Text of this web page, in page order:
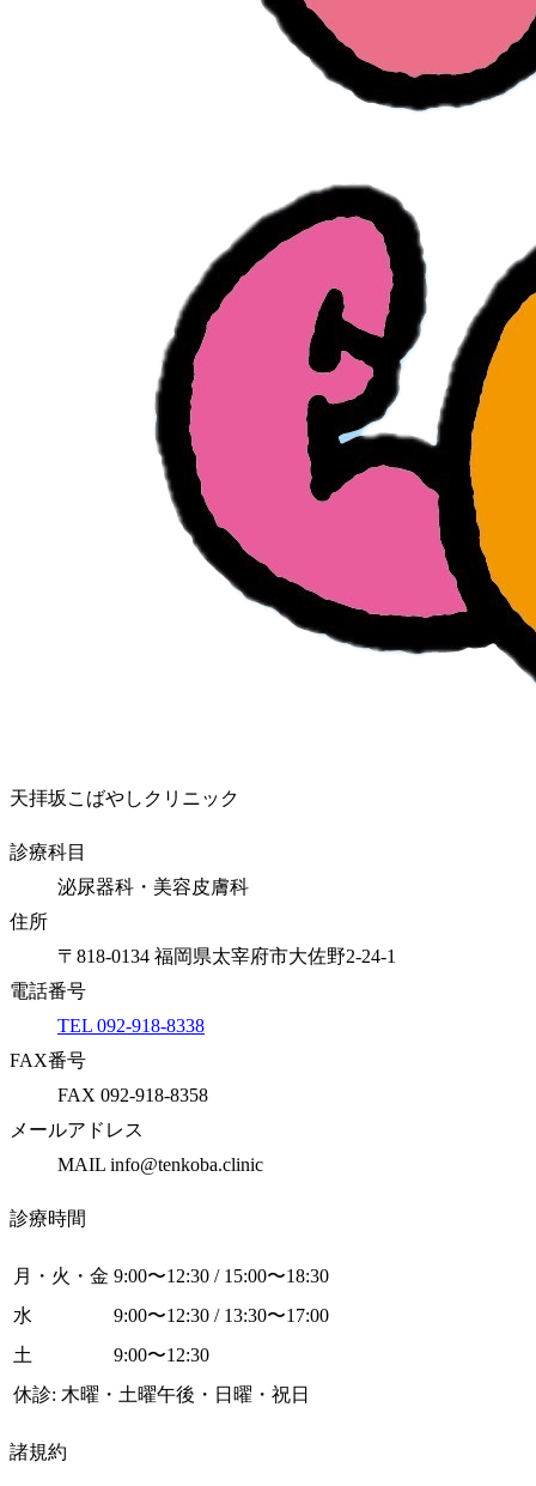
天拝坂こばやしクリニック
診療科目
泌尿器科・美容皮膚科
住所
〒818-0134 福岡県太宰府市大佐野2-24-1
電話番号
TEL 092-918-8338
FAX番号
FAX 092-918-8358
メールアドレス
MAIL info@tenkoba.clinic
診療時間
月・火・金 9:00〜12:30 / 15:00〜18:30
水
9:00〜12:30 / 13:30〜17:00
土
9:00〜12:30
休診: 木曜・土曜午後・日曜・祝日
諸規約